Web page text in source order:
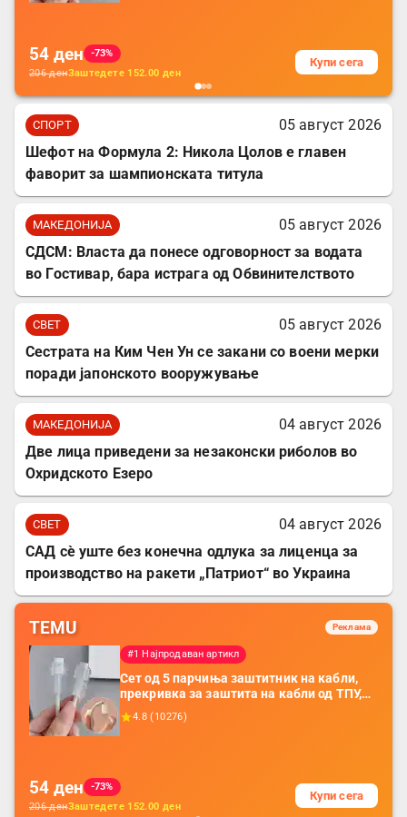
54 ден
-73%
206денЗаштедете 152.00 ден
Купи сега
СПОРТ
05 август 2026
Шефот на Формула 2: Никола Цолов е главен
фаворит за шампионската титула
МАКЕДОНИЈА
05 август 2026
СДСМ: Власта да понесе одговорност за водата
во Гостивар, бара истрага од Обвинителството
СВЕТ
05 август 2026
Сестрата на Ким Чен Ун се закани со воени мерки
поради јапонското вооружување
МАКЕДОНИЈА
04 август 2026
Две лица приведени за незаконски риболов во
Охридското Езеро
СВЕТ
04 август 2026
САД сè уште без конечна одлука за лиценца за
производство на ракети „Патриот“ во Украина
TEMU Реклама
#1 Најпродаван артикл
Сет од 5 парчиња заштитник на кабли,
прекривка за заштита на кабли од ТПУ,
додатоци за заштита на кабли, без
батерија, за мобилни телефони, комплет
4.8 (10276)
54 ден
-73%
206денЗаштедете 152.00 ден
Купи сега